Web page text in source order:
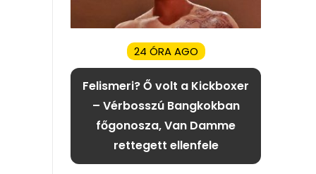
24 ÓRA AGO
Felismeri? Ő volt a Kickboxer
– Vérbosszú Bangkokban
főgonosza, Van Damme
rettegett ellenfele